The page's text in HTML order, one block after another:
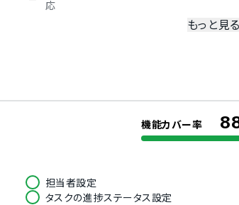
応
ロシア語
タイ語
もっと見る
機能カバー率
担当者設定
タスクの進捗ステータス設定